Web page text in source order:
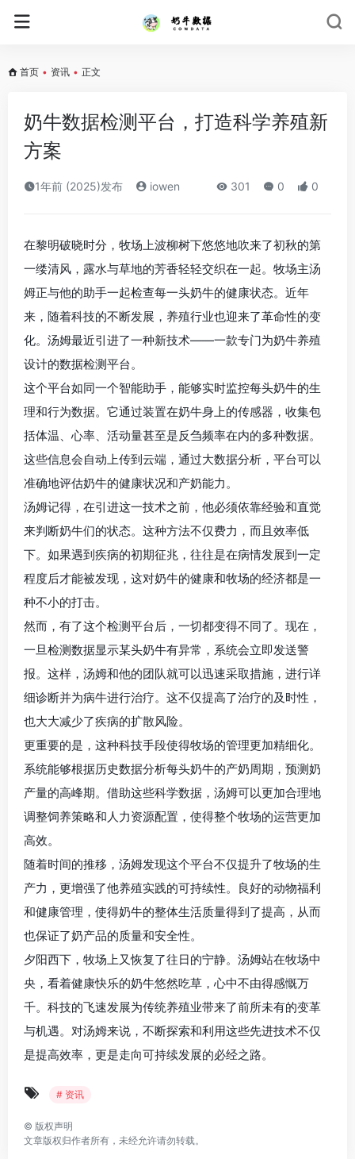
首页 • 资讯 • 正文
奶牛数据检测平台，打造科学养殖新
方案
1年前 (2025)发布 iowen 301 0 0
在黎明破晓时分，牧场上波柳树下悠悠地吹来了初秋的第
一缕清风，露水与草地的芳香轻轻交织在一起。牧场主汤
姆正与他的助手一起检查每一头奶牛的健康状态。近年
来，随着科技的不断发展，养殖行业也迎来了革命性的变
化。汤姆最近引进了一种新技术——一款专门为奶牛养殖
设计的数据检测平台。
这个平台如同一个智能助手，能够实时监控每头奶牛的生
理和行为数据。它通过装置在奶牛身上的传感器，收集包
括体温、心率、活动量甚至是反刍频率在内的多种数据。
这些信息会自动上传到云端，通过大数据分析，平台可以
准确地评估奶牛的健康状况和产奶能力。
汤姆记得，在引进这一技术之前，他必须依靠经验和直觉
来判断奶牛们的状态。这种方法不仅费力，而且效率低
下。如果遇到疾病的初期征兆，往往是在病情发展到一定
程度后才能被发现，这对奶牛的健康和牧场的经济都是一
种不小的打击。
然而，有了这个检测平台后，一切都变得不同了。现在，
一旦检测数据显示某头奶牛有异常，系统会立即发送警
报。这样，汤姆和他的团队就可以迅速采取措施，进行详
细诊断并为病牛进行治疗。这不仅提高了治疗的及时性，
也大大减少了疾病的扩散风险。
更重要的是，这种科技手段使得牧场的管理更加精细化。
系统能够根据历史数据分析每头奶牛的产奶周期，预测奶
产量的高峰期。借助这些科学数据，汤姆可以更加合理地
调整饲养策略和人力资源配置，使得整个牧场的运营更加
高效。
随着时间的推移，汤姆发现这个平台不仅提升了牧场的生
产力，更增强了他养殖实践的可持续性。良好的动物福利
和健康管理，使得奶牛的整体生活质量得到了提高，从而
也保证了奶产品的质量和安全性。
夕阳西下，牧场上又恢复了往日的宁静。汤姆站在牧场中
央，看着健康快乐的奶牛悠然吃草，心中不由得感慨万
千。科技的飞速发展为传统养殖业带来了前所未有的变革
与机遇。对汤姆来说，不断探索和利用这些先进技术不仅
是提高效率，更是走向可持续发展的必经之路。
# 资讯
© 版权声明
文章版权归作者所有，未经允许请勿转载。